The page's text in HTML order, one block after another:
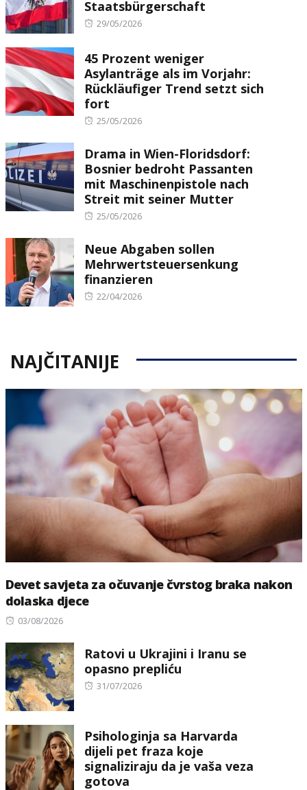
Staatsbürgerschaft
Posted
29/05/2026
45 Prozent weniger
Asylanträge als im Vorjahr:
Rückläufiger Trend setzt sich
fort
Posted
25/05/2026
Drama in Wien-Floridsdorf:
Bosnier bedroht Passanten
mit Maschinenpistole nach
Streit mit seiner Mutter
Posted
25/05/2026
Neue Abgaben sollen
Mehrwertsteuersenkung
finanzieren
Posted
22/04/2026
NAJČITANIJE
Devet savjeta za očuvanje čvrstog braka nakon
dolaska djece
Posted
03/08/2026
Ratovi u Ukrajini i Iranu se
opasno prepliću
Posted
31/07/2026
Psihologinja sa Harvarda
dijeli pet fraza koje
signaliziraju da je vaša veza
gotova